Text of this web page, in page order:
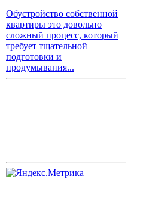
Обустройство собственной
квартиры это довольно
сложный процесс, который
требует тщательной
подготовки и
продумывания...